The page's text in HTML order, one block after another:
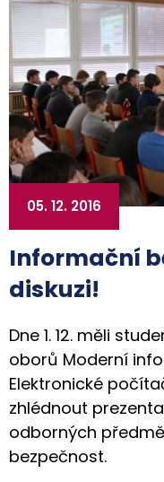
Informační
diskuzi!
05. 12. 2016
Dne 1. 12. měli
oborů Moderní
Elektronické
zhlédnout
odborných
bezpečnost.